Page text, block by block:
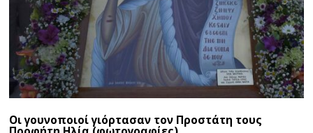
Οι γουνοποιοί γιόρτασαν τον Προστάτη τους